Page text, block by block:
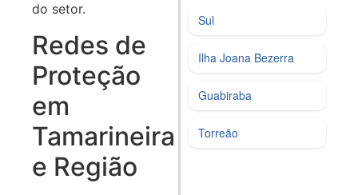
do setor.
Redes de
Proteção
em
Tamarineira
e Região
Sul
Ilha Joana Bezerra
Guabiraba
Torreão